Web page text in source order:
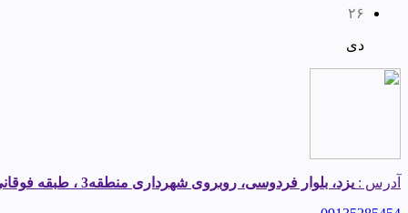
۲۶
دی
آدرس : یزد، بلوار فردوسی، روبروی شهرداری منطقه3 ، طبقه فوقانی املاک قیطریه